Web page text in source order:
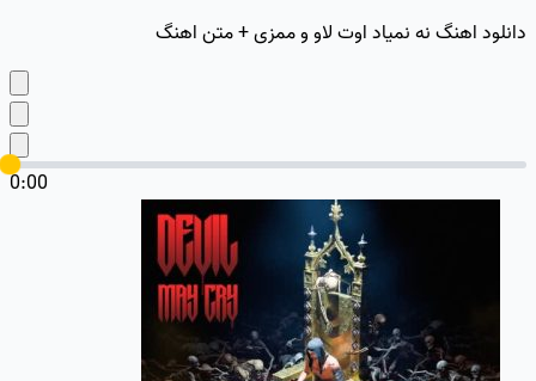
دانلود اهنگ نه نمیاد اوت لاو و ممزی + متن اهنگ
0:00